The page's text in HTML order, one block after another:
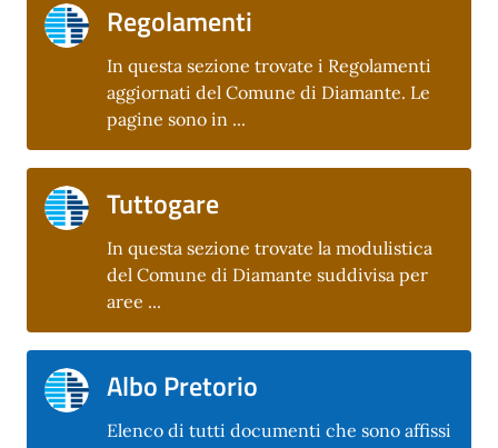
Regolamenti
In questa sezione trovate i Regolamenti
aggiornati del Comune di Diamante. Le
pagine sono in ...
Tuttogare
In questa sezione trovate la modulistica
del Comune di Diamante suddivisa per
aree ...
Albo Pretorio
Elenco di tutti documenti che sono affissi